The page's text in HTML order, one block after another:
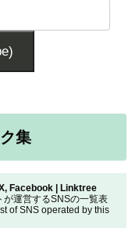
集
Facebook | Linktree
が運営するSNSの一覧表
of SNS operated by this